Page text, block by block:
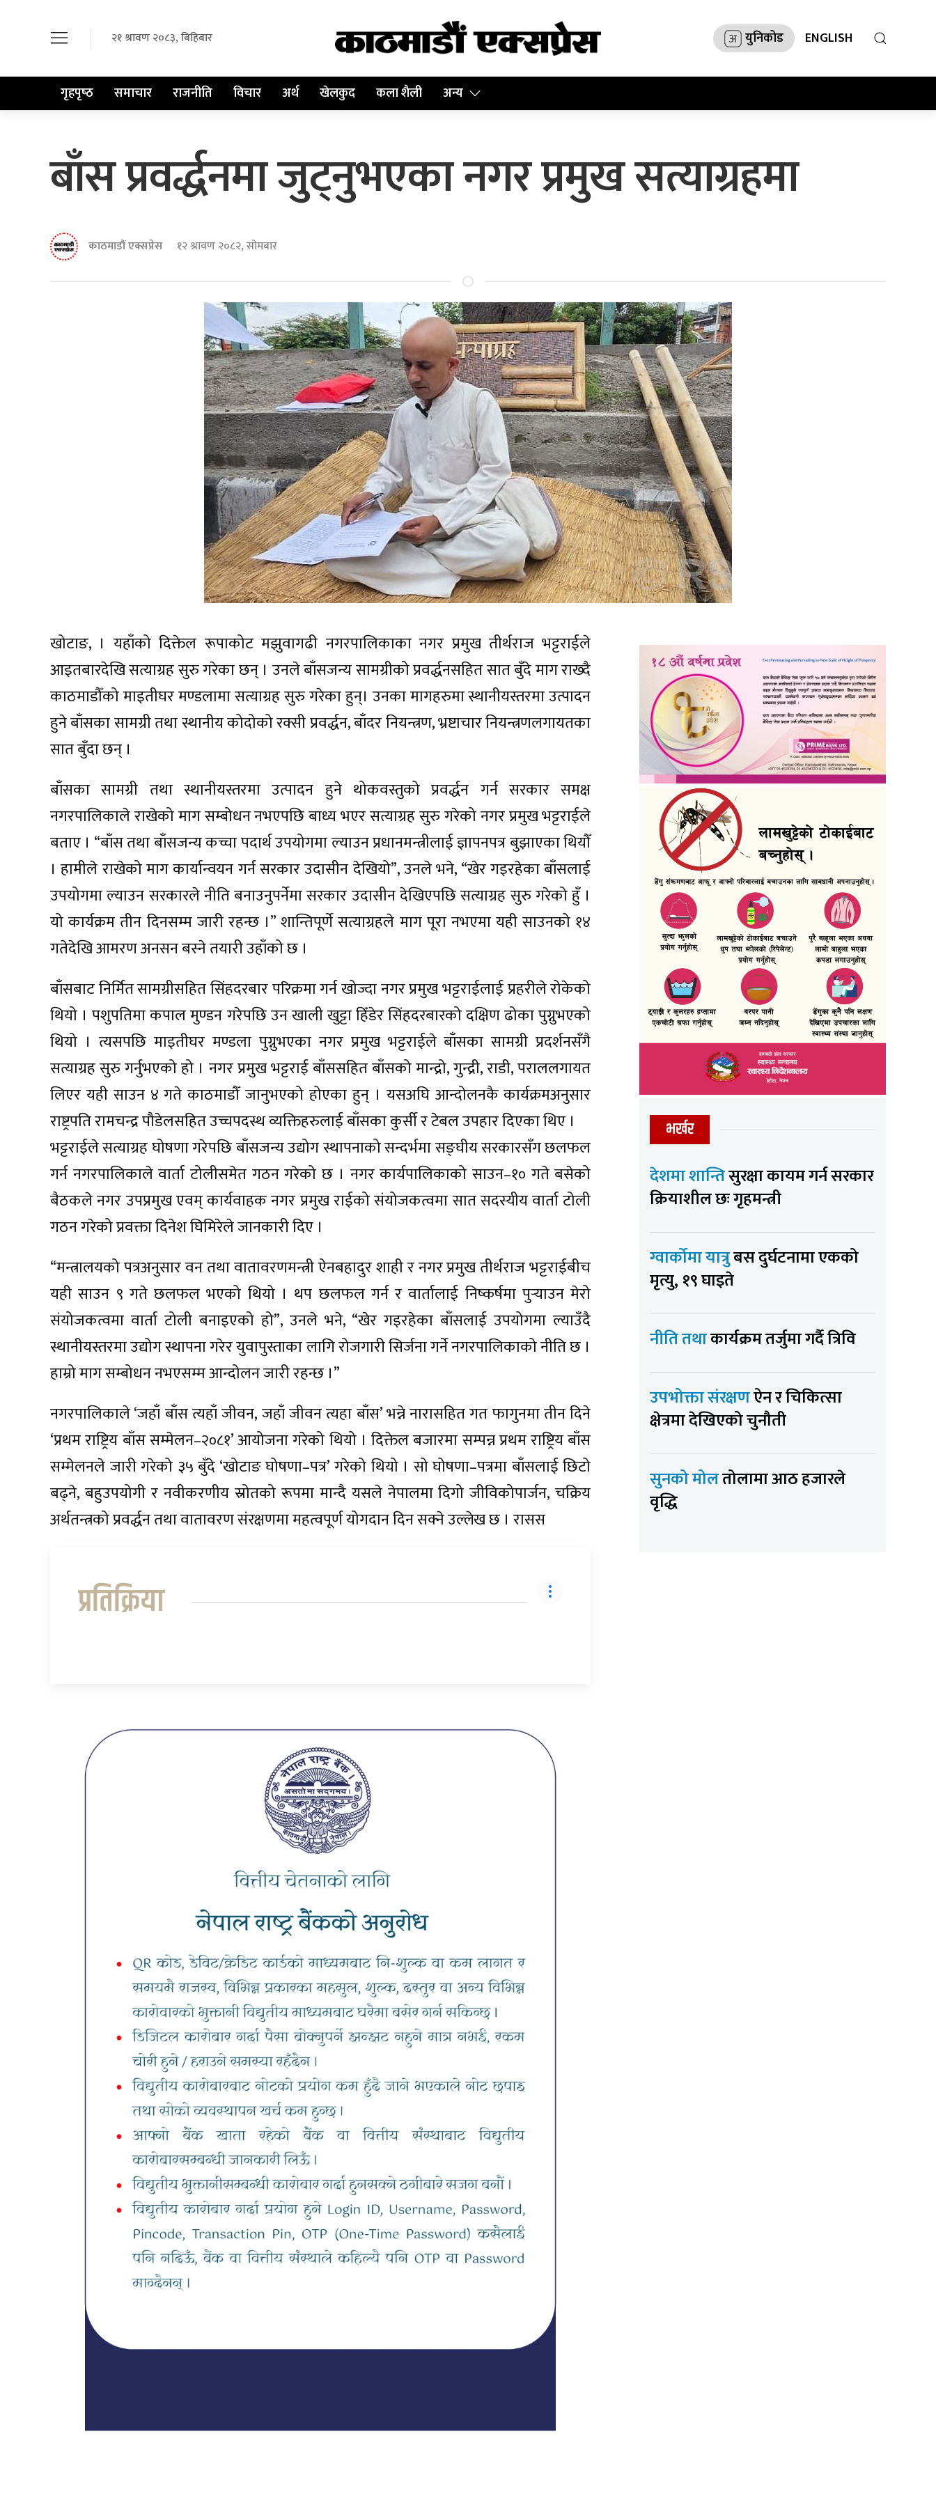
२१ श्रावण २०८३, बिहिबार युनिकोड ENGLISH
गृहपृष्‍ठ समाचार राजनीति विचार अर्थ खेलकुद कला शैली अन्य
बाँस प्रवर्द्धनमा जुट्नुभएका नगर प्रमुख सत्याग्रहमा
काठमाडौं एक्सप्रेस १२ श्रावण २०८२, सोमबार
खोटाङ, । यहाँको दिक्तेल रूपाकोट मझुवागढी नगरपालिकाका नगर प्रमुख तीर्थराज भट्टराईले
आइतबारदेखि सत्याग्रह सुरु गरेका छन् । उनले बाँसजन्य सामग्रीको प्रवर्द्धनसहित सात बुँदे माग राख्दै
काठमाडौँको माइतीघर मण्डलामा सत्याग्रह सुरु गरेका हुन्। उनका मागहरुमा स्थानीयस्तरमा उत्पादन
हुने बाँसका सामग्री तथा स्थानीय कोदोको रक्सी प्रवर्द्धन, बाँदर नियन्त्रण, भ्रष्टाचार नियन्त्रणलगायतका
सात बुँदा छन् ।
बाँसका सामग्री तथा स्थानीयस्तरमा उत्पादन हुने थोकवस्तुको प्रवर्द्धन गर्न सरकार समक्ष
नगरपालिकाले राखेको माग सम्बोधन नभएपछि बाध्य भएर सत्याग्रह सुरु गरेको नगर प्रमुख भट्टराईले
बताए । “बाँस तथा बाँसजन्य कच्चा पदार्थ उपयोगमा ल्याउन प्रधानमन्त्रीलाई ज्ञापनपत्र बुझाएका थियौँ
। हामीले राखेको माग कार्यान्वयन गर्न सरकार उदासीन देखियो”, उनले भने, “खेर गइरहेका बाँसलाई
उपयोगमा ल्याउन सरकारले नीति बनाउनुपर्नेमा सरकार उदासीन देखिएपछि सत्याग्रह सुरु गरेको हुँ ।
यो कार्यक्रम तीन दिनसम्म जारी रहन्छ ।” शान्तिपूर्णे सत्याग्रहले माग पूरा नभएमा यही साउनको १४
गतेदेखि आमरण अनसन बस्ने तयारी उहाँको छ ।
बाँसबाट निर्मित सामग्रीसहित सिंहदरबार परिक्रमा गर्न खोज्दा नगर प्रमुख भट्टराईलाई प्रहरीले रोकेको
थियो । पशुपतिमा कपाल मुण्डन गरेपछि उन खाली खुट्टा हिँडेर सिंहदरबारको दक्षिण ढोका पुग्नुभएको
थियो । त्यसपछि माइतीघर मण्डला पुग्नुभएका नगर प्रमुख भट्टराईले बाँसका सामग्री प्रदर्शनसँगै
सत्याग्रह सुरु गर्नुभएको हो । नगर प्रमुख भट्टराई बाँससहित बाँसको मान्द्रो, गुन्द्री, राडी, पराललगायत
लिएर यही साउन ४ गते काठमाडौँ जानुभएको होएका हुन् । यसअघि आन्दोलनकै कार्यक्रमअनुसार
राष्ट्रपति रामचन्द्र पौडेलसहित उच्चपदस्थ व्यक्तिहरुलाई बाँसका कुर्सी र टेबल उपहार दिएका थिए ।
भट्टराईले सत्याग्रह घोषणा गरेपछि बाँसजन्य उद्योग स्थापनाको सन्दर्भमा सङ्घीय सरकारसँग छलफल
गर्न नगरपालिकाले वार्ता टोलीसमेत गठन गरेको छ । नगर कार्यपालिकाको साउन–१० गते बसेको
बैठकले नगर उपप्रमुख एवम् कार्यवाहक नगर प्रमुख राईको संयोजकत्वमा सात सदस्यीय वार्ता टोली
गठन गरेको प्रवक्ता दिनेश घिमिरेले जानकारी दिए ।
“मन्त्रालयको पत्रअनुसार वन तथा वातावरणमन्त्री ऐनबहादुर शाही र नगर प्रमुख तीर्थराज भट्टराईबीच
यही साउन ९ गते छलफल भएको थियो । थप छलफल गर्न र वार्तालाई निष्कर्षमा पुर्‍याउन मेरो
संयोजकत्वमा वार्ता टोली बनाइएको हो”, उनले भने, “खेर गइरहेका बाँसलाई उपयोगमा ल्याउँदै
स्थानीयस्तरमा उद्योग स्थापना गरेर युवापुस्ताका लागि रोजगारी सिर्जना गर्ने नगरपालिकाको नीति छ ।
हाम्रो माग सम्बोधन नभएसम्म आन्दोलन जारी रहन्छ ।”
नगरपालिकाले ‘जहाँ बाँस त्यहाँ जीवन, जहाँ जीवन त्यहा बाँस’ भन्ने नारासहित गत फागुनमा तीन दिने
‘प्रथम राष्ट्रिय बाँस सम्मेलन–२०८१’ आयोजना गरेको थियो । दिक्तेल बजारमा सम्पन्न प्रथम राष्ट्रिय बाँस
सम्मेलनले जारी गरेको ३५ बुँदे ‘खोटाङ घोषणा–पत्र’ गरेको थियो । सो घोषणा–पत्रमा बाँसलाई छिटो
बढ्ने, बहुउपयोगी र नवीकरणीय स्रोतको रूपमा मान्दै यसले नेपालमा दिगो जीविकोपार्जन, चक्रिय
अर्थतन्त्रको प्रवर्द्धन तथा वातावरण संरक्षणमा महत्वपूर्ण योगदान दिन सक्ने उल्लेख छ । रासस
प्रतिक्रिया
भर्खर
देशमा शान्तिसुरक्षा कायम गर्न सरकार
क्रियाशील छः गृहमन्त्री
ग्वार्कोमा यात्रुबस दुर्घटनामा एकको
मृत्यु, १९ घाइते
नीति तथाकार्यक्रम तर्जुमा गर्दै त्रिवि
उपभोक्ता संरक्षणऐन र चिकित्सा
क्षेत्रमा देखिएको चुनौती
सुनको मोलतोलामा आठ हजारले
वृद्धि